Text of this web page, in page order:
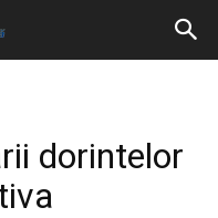
dorintelor